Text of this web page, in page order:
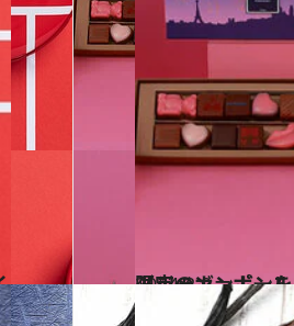
2024.2.9
【ジャン＝ポール・エヴァン】 「永遠のパリ」がテーマ バレンタイン限定のボンボンを
グルメ